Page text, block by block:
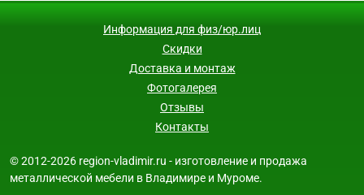
Информация для физ/юр.лиц
Скидки
Доставка и монтаж
Фотогалерея
Отзывы
Контакты
© 2012-2026 region-vladimir.ru - изготовление и продажа
металлической мебели в Владимире и Муроме.